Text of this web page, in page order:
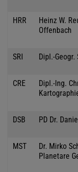
HRR
Heinz W.
Offenbach
SRI Dipl.-
CRE
Dipl.-Ing.
DSB PD Dr.
MST
Dr. Mirko
Planetare